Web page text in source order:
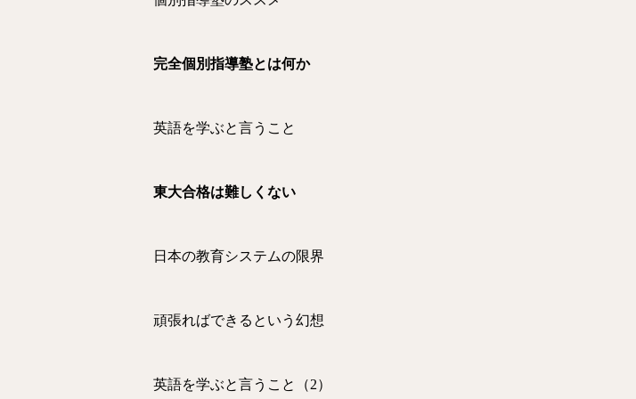
完全個別指導塾とは何か
英語を学ぶと言うこと
東大合格は難しくない
日本の教育システムの限界
頑張ればできるという幻想
英語を学ぶと言うこと（2）